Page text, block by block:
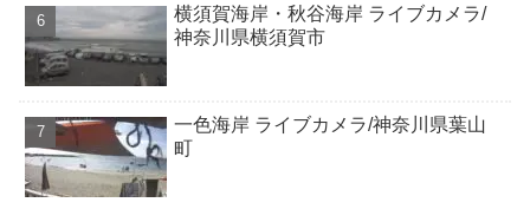
横須賀海岸・秋谷海岸 ライブカメラ/
神奈川県横須賀市
一色海岸 ライブカメラ/神奈川県葉山
町